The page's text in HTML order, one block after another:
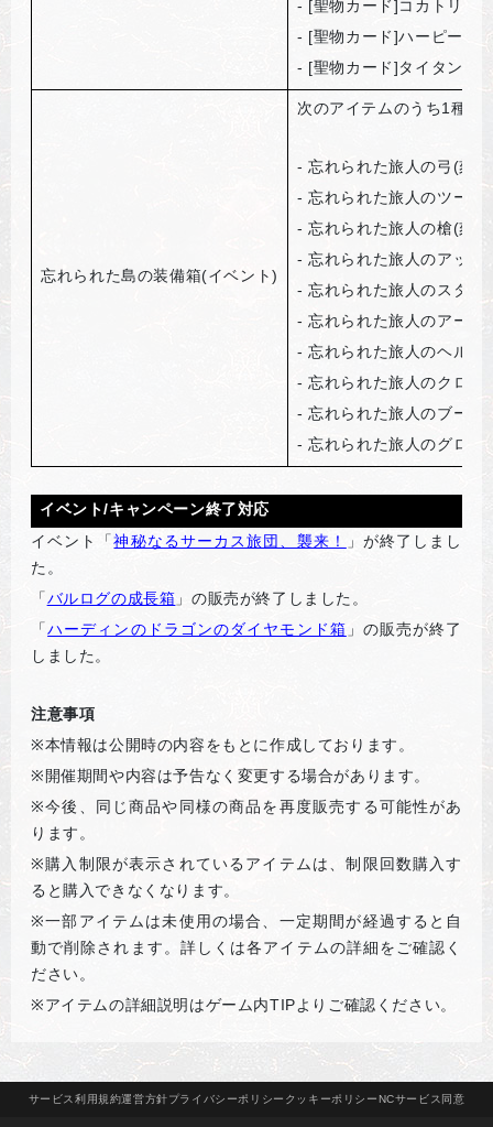
- [聖物カード]コカトリス
- [聖物カード]ハーピーク
- [聖物カード]タイタンゴ
忘れられた島の装備箱(イベント)
次のアイテムのうち1種を
-忘れられた旅人の弓(刻
-忘れられた旅人のツーハ
-忘れられた旅人の槍(刻
-忘れられた旅人のアック
-忘れられた旅人のスタッ
-忘れられた旅人のアーマ
-忘れられた旅人のヘルム
-忘れられた旅人のクロー
-忘れられた旅人のブーツ
-忘れられた旅人のグロー
イベント/キャンペーン終了対応
イベント「神秘なるサーカス旅団、襲来！
」が終了しまし
た。
「バルログの成長箱 」の販売が終了しました。
「ハーディンのドラゴンのダイヤモンド箱 」の販売が終了
しました。
注意事項
※本情報は公開時の内容をもとに作成しております。
※開催期間や内容は予告なく変更する場合があります。
※今後、同じ商品や同様の商品を再度販売する可能性があ
ります。
※購入制限が表示されているアイテムは、制限回数購入す
ると購入できなくなります。
※一部アイテムは未使用の場合、一定期間が経過すると自
動で削除されます。詳しくは各アイテムの詳細をご確認く
ださい。
※アイテムの詳細説明はゲーム内TIPよりご確認ください。
サービス 利用規約運営方針プライバシーポリシー クッキーポリシーNCサービス 同意